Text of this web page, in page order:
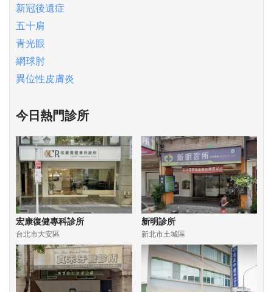
新冠後遺症
五十肩
青光眼
網球肘
異位性皮膚炎
今日熱門診所
宏康復健專科診所
台北市大安區
新明診所
新北市土城區